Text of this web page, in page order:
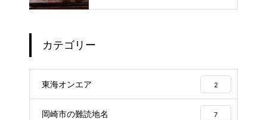
カテゴリー
東海オンエア 2
岡崎市の難読地名 7